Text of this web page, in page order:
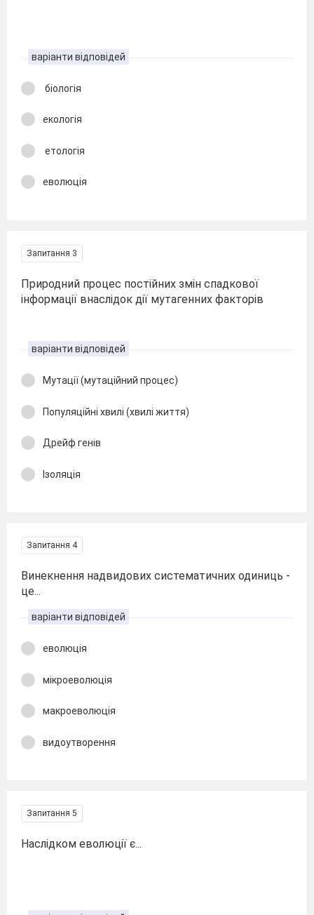
варіанти відповідей
біологія
екологія
етологія
еволюція
Запитання 3
Природний процес постійних змін спадкової
інформації внаслідок дії мутагенних факторів
варіанти відповідей
Мутації (мутаційний процес)
Популяційні хвилі (хвилі життя)
Дрейф генів
Ізоляція
Запитання 4
Винекнення надвидових систематичних одиниць -
це...
варіанти відповідей
еволюція
мікроеволюція
макроеволюція
видоутворення
Запитання 5
Наслідком еволюції є...